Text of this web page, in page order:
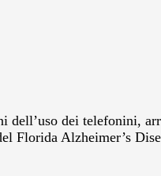
dei telefonini,
Florida Alzheimer’s